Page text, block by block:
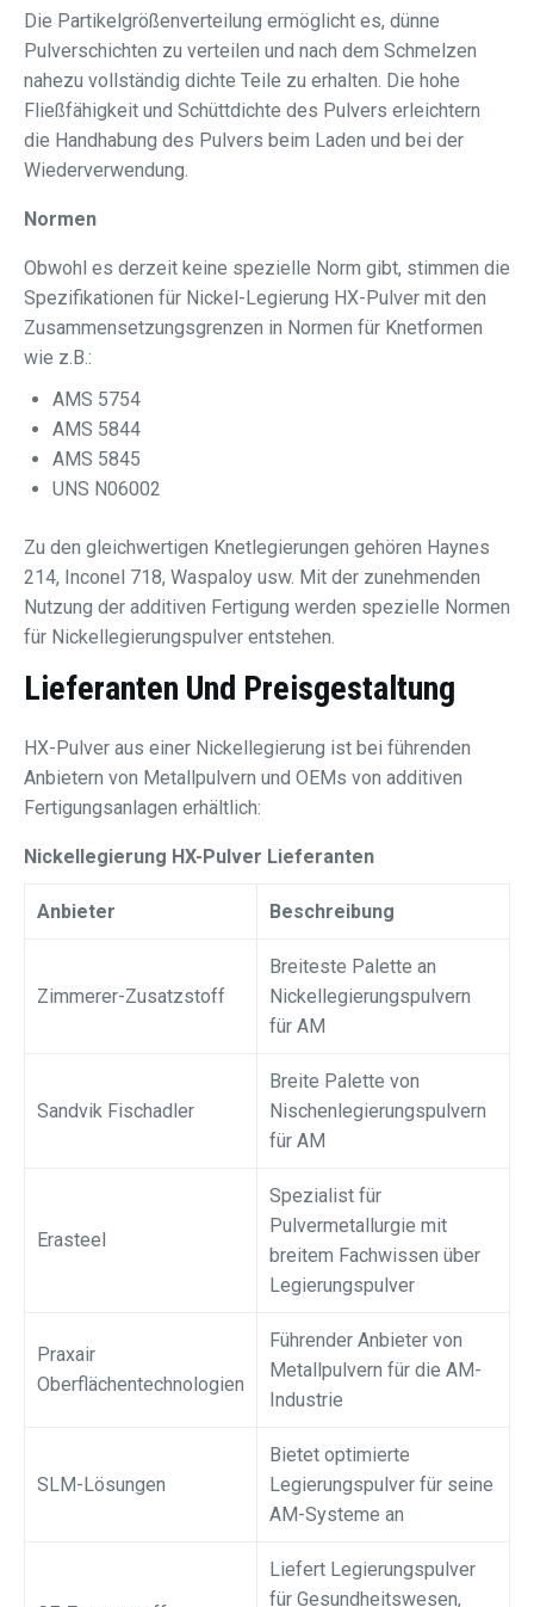
Die Partikelgrößenverteilung ermöglicht es, dünne
Pulverschichten zu verteilen und nach dem Schmelzen
nahezu vollständig dichte Teile zu erhalten. Die hohe
Fließfähigkeit und Schüttdichte des Pulvers erleichtern
die Handhabung des Pulvers beim Laden und bei der
Wiederverwendung.
Normen
Obwohl es derzeit keine spezielle Norm gibt, stimmen die
Spezifikationen für Nickel-Legierung HX-Pulver mit den
Zusammensetzungsgrenzen in Normen für Knetformen
wie z.B.:
AMS 5754
AMS 5844
AMS 5845
UNS N06002
Zu den gleichwertigen Knetlegierungen gehören Haynes
214, Inconel 718, Waspaloy usw. Mit der zunehmenden
Nutzung der additiven Fertigung werden spezielle Normen
für Nickellegierungspulver entstehen.
Lieferanten Und Preisgestaltung
HX-Pulver aus einer Nickellegierung ist bei führenden
Anbietern von Metallpulvern und OEMs von additiven
Fertigungsanlagen erhältlich:
Nickellegierung HX-Pulver Lieferanten
Anbieter Beschreibung
Zimmerer-Zusatzstoff
Breiteste Palette an
Nickellegierungspulvern
für AM
Sandvik Fischadler
Breite Palette von
Nischenlegierungspulvern
für AM
Erasteel
Spezialist für
Pulvermetallurgie mit
breitem Fachwissen über
Legierungspulver
Praxair
Oberflächentechnologien
Führender Anbieter von
Metallpulvern für die AM-
Industrie
SLM-Lösungen
Bietet optimierte
Legierungspulver für seine
AM-Systeme an
Liefert Legierungspulver
für Gesundheitswesen,